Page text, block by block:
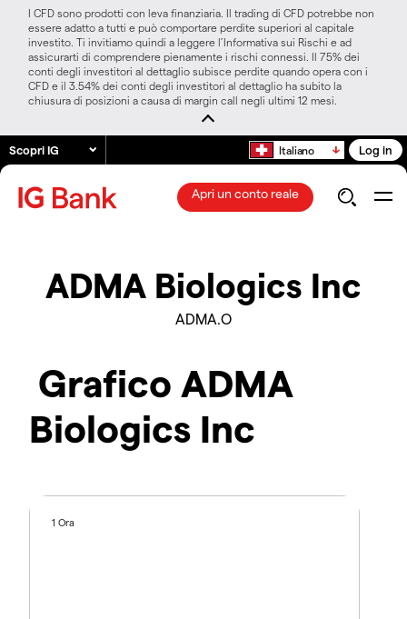
I CFD sono prodotti con leva finanziaria. Il trading di CFD potrebbe non
essere adatto a tutti e può comportare perdite superiori al capitale
investito. Ti invitiamo quindi a leggere l’Informativa sui Rischi e ad
assicurarti di comprendere pienamente i rischi connessi. Il 75% dei
conti degli investitori al dettaglio subisce perdite quando opera con i
CFD e il 3.54% dei conti degli investitori al dettaglio ha subito la
chiusura di posizioni a causa di margin call negli ultimi 12 mesi.
Scopri IG Italiano Log in
Apri un conto reale
ADMA Biologics Inc
ADMA.O
Grafico ADMA
Biologics Inc
1 Ora